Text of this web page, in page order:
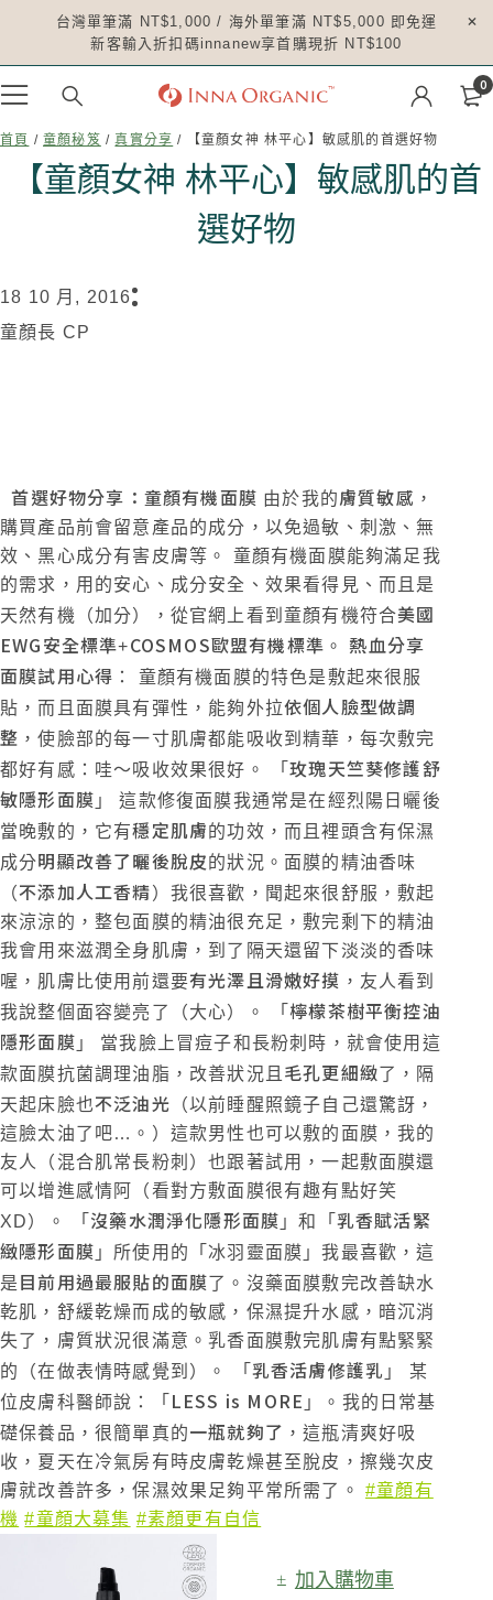
台灣單筆滿 NT$1,000 / 海外單筆滿 NT$5,000 即免運
新客輸入折扣碼innanew享首購現折 NT$100
0
首頁 /童顏秘笈 /真實分享 / 【童顏女神 林平心】敏感肌的首選好物
【童顏女神 林平心】敏感肌的首
選好物
18 10 月, 2016
童顏長 CP
首選好物分享：童顏有機面膜 由於我的膚質敏感 ，
購買產品前會留意產品的成分，以免過敏、刺激、無
效、黑心成分有害皮膚等。 童顏有機面膜能夠滿足我
的需求，用的安心、成分安全、效果看得見、而且是
天然有機（加分），從官網上看到童顏有機符合美國
EWG安全標準+COSMOS歐盟有機標準 。熱血分享
面膜試用心得 ： 童顏有機面膜的特色是敷起來很服
貼，而且面膜具有彈性，能夠外拉依個人臉型做調
整 ，使臉部的每一寸肌膚都能吸收到精華，每次敷完
都好有感：哇～吸收效果很好。
「玫瑰天竺葵修護舒
敏隱形面膜 」 這款修復面膜我通常是在經烈陽日曬後
當晚敷的，它有穩定肌膚的功效，而且裡頭含有保濕
成分明顯改善了曬後脫皮的狀況。面膜的精油香味
（不添加人工香精）我很喜歡，聞起來很舒服，敷起
來涼涼的，整包面膜的精油很充足，敷完剩下的精油
我會用來滋潤全身肌膚，到了隔天還留下淡淡的香味
喔，肌膚比使用前還要有光澤且滑嫩好摸 ，友人看到
我說整個面容變亮了（大心）。 「檸檬茶樹平衡控油
隱形面膜 」 當我臉上冒痘子和長粉刺時，就會使用這
款面膜抗菌調理油脂，改善狀況且 毛孔更細緻了，隔
天起床臉也不泛油光 （以前睡醒照鏡子自己還驚訝，
這臉太油了吧…。）這款男性也可以敷的面膜，我的
友人（混合肌常長粉刺）也跟著試用，一起敷面膜還
可以增進感情阿（看對方敷面膜很有趣有點好笑
XD）。 「 沒藥水潤淨化隱形面膜 」和「 乳香賦活緊
緻隱形面膜 」所使用的「冰羽靈面膜」我最喜歡，這
是 目前用過最服貼的面膜了。沒藥面膜敷完改善缺水
乾肌，舒緩乾燥而成的敏感，保濕提升水感，暗沉消
失了，膚質狀況很滿意。乳香面膜敷完肌膚有點緊緊
的（在做表情時感覺到）。 「 乳香活膚修護乳 」 某
位皮膚科醫師說：「 LESS is MORE 」。我的日常基
礎保養品，很簡單真的一瓶就夠了 ，這瓶清爽好吸
收，夏天在冷氣房有時皮膚乾燥甚至脫皮，擦幾次皮
膚就改善許多，保濕效果足夠平常所需了。#童顏有
機 #童顏大募集 #素顏更有自信
加入購物車